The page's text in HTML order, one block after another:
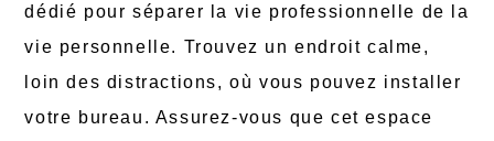
dédié pour séparer la vie professionnelle de la
vie personnelle. Trouvez un endroit calme,
loin des distractions, où vous pouvez installer
votre bureau. Assurez-vous que cet espace